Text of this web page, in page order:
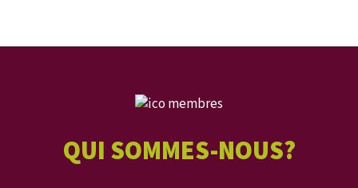
QUI SOMMES-NOUS?